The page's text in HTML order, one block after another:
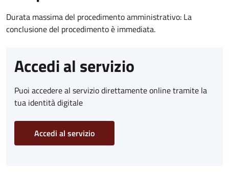
Durata massima del procedimento amministrativo: La
conclusione del procedimento è immediata.
Accedi al servizio
Puoi accedere al servizio direttamente online tramite la
tua identità digitale
Accedi al servizio